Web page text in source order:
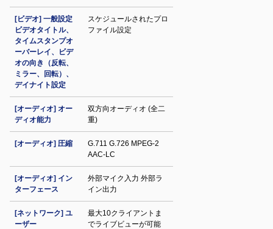
[ビデオ] 一般設定
ビデオタイトル、
タイムスタンプオ
ーバーレイ、ビデ
オの向き（反転、
ミラー、回転）、
デイナイト設定
スケジュールされたプロ
ファイル設定
[オーディオ] オー
ディオ能力
双方向オーディオ (全二
重)
[オーディオ] 圧縮
G.711 G.726 MPEG-2
AAC-LC
[オーディオ] イン
ターフェース
外部マイク入力 外部ラ
イン出力
[ネットワーク] ユ
ーザー
最大10クライアントま
でライブビューが可能